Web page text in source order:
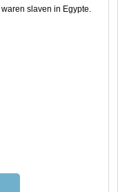
slaven in Egypte.